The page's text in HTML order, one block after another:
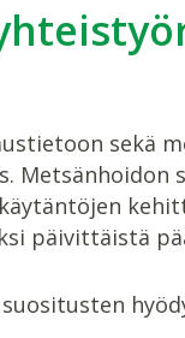
sekä
Metsänhoidon
päivittäistä